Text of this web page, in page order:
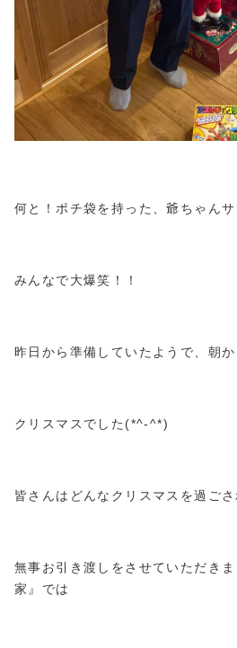
何と！ポチ袋を持った、爺ちゃん
みんなで大爆笑！！
昨日から準備していたようで、朝
クリスマスでした(*^-^*)
皆さんはどんなクリスマスを過ごさ
無事お引き渡しをさせていただき
家』では